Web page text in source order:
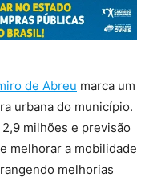
de Abreu marca um
urbana do município.
milhões e previsão
melhorar a mobilidade
melhorias